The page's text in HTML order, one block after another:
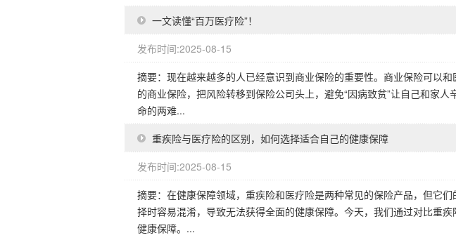
一文读懂“百万医疗险”！
发布时间:2025-08-15
摘要：现在越来越多的人已经意识到商业保险的重要性。商业保险可以
的商业保险，把风险转移到保险公司头上，避免“因病致贫”让自己和家
命的两难...
重疾险与医疗险的区别，如何选择适合自己的健康保障
发布时间:2025-08-15
摘要：在健康保障领域，重疾险和医疗险是两种常见的保险产品，但它
择时容易混淆，导致无法获得全面的健康保障。今天，我们通过对比重
健康保障。...